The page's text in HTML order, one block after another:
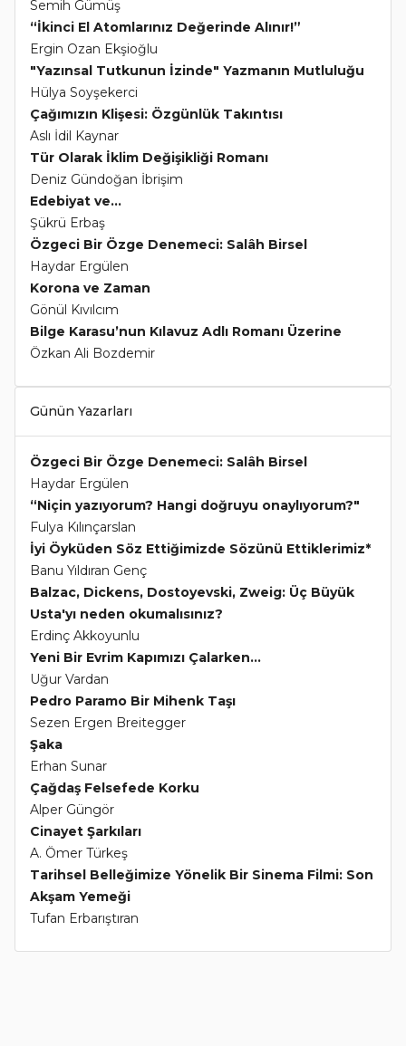
Semih Gümüş
“İkinci El Atomlarınız Değerinde Alınır!”
Ergin Ozan Ekşioğlu
"Yazınsal Tutkunun İzinde" Yazmanın Mutluluğu
Hülya Soyşekerci
Çağımızın Klişesi: Özgünlük Takıntısı
Aslı İdil Kaynar
Tür Olarak İklim Değişikliği Romanı
Deniz Gündoğan İbrişim
Edebiyat ve...
Şükrü Erbaş
Özgeci Bir Özge Denemeci: Salâh Birsel
Haydar Ergülen
Korona ve Zaman
Gönül Kıvılcım
Bilge Karasu’nun Kılavuz Adlı Romanı Üzerine
Özkan Ali Bozdemir
Günün Yazarları
Özgeci Bir Özge Denemeci: Salâh Birsel
Haydar Ergülen
“Niçin yazıyorum? Hangi doğruyu onaylıyorum?"
Fulya Kılınçarslan
İyi Öyküden Söz Ettiğimizde Sözünü Ettiklerimiz*
Banu Yıldıran Genç
Balzac, Dickens, Dostoyevski, Zweig: Üç Büyük
Usta'yı neden okumalısınız?
Erdinç Akkoyunlu
Yeni Bir Evrim Kapımızı Çalarken...
Uğur Vardan
Pedro Paramo Bir Mihenk Taşı
Sezen Ergen Breitegger
Şaka
Erhan Sunar
Çağdaş Felsefede Korku
Alper Güngör
Cinayet Şarkıları
A. Ömer Türkeş
Tarihsel Belleğimize Yönelik Bir Sinema Filmi: Son
Akşam Yemeği
Tufan Erbarıştıran